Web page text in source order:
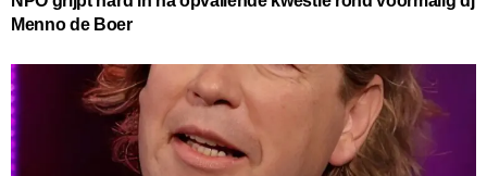
Menno de Boer